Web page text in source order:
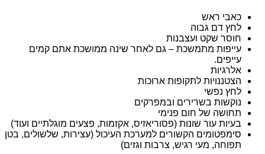
כאבי ראש
לחץ דם גבוה
חוסר שקט ועצבנות
עייפות מתמשכת – גם לאחר שינה ממושכת אתם קמים
עייפים.
אלרגיות
הצטננויות לתקופות ארוכות
לחץ נפשי
נוקשות בשרירים ובמפרקים
תחושה של חום פנימי
בעיות עור שונות (פסוריאזיס, אקזמות, פצעים מוגלתיים ועוד)
סימפטומים הקשורים למערכת העיכול (עצירות, שלשולים, בטן
תפוחה, מעי רגיש, צרבות וגזים)